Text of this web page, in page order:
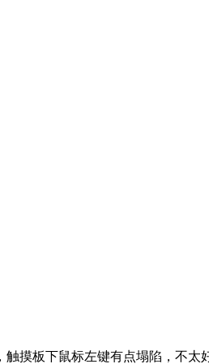
摸板下鼠标左键有点塌陷，不